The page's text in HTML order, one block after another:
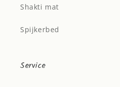
Shakti mat
Spijkerbed
Service